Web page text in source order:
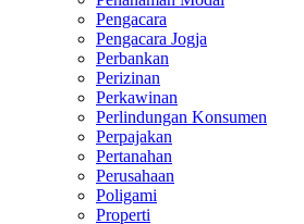
Pengacara
Pengacara Jogja
Perbankan
Perizinan
Perkawinan
Perlindungan Konsumen
Perpajakan
Pertanahan
Perusahaan
Poligami
Properti